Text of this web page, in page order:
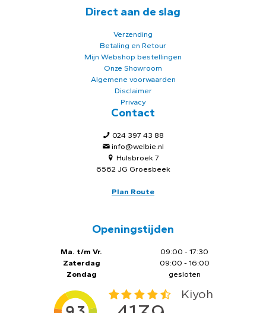
Direct aan de slag
Verzending
Betaling en Retour
Mijn Webshop bestellingen
Onze Showroom
Algemene voorwaarden
Disclaimer
Privacy
Contact
024 397 43 88
info@welbie.nl
Hulsbroek 7
6562 JG Groesbeek
Plan Route
Openingstijden
Ma. t/m Vr.
Zaterdag
Zondag
09:00 - 17:30
09:00 - 16:00
gesloten